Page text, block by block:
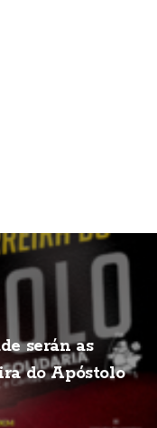
serán as
do Apóstolo